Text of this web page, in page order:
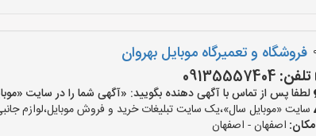
فروشگاه و تعمیرگاه موبایل بهروان
تلفن: 09135557404
لطفا پس از تماس با آگهی دهنده بگویید: «آگهی شما را در سایت «موبایل سال»
سایت «موبایل سال»،یک سایت تبلیغات خرید و فروش موبایل،لوازم
مکان: اصفهان - اصفهان